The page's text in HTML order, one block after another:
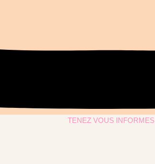
TENEZ VOUS INFORMES